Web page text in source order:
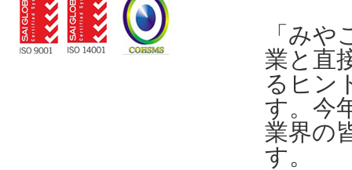
「み
業と直
るヒン
す。今
業界の
す。